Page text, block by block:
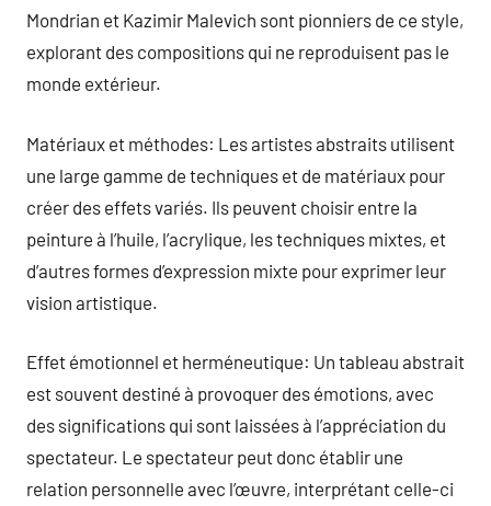
Mondrian et Kazimir Malevich sont pionniers de ce style,
explorant des compositions qui ne reproduisent pas le
monde extérieur.
Matériaux et méthodes: Les artistes abstraits utilisent
une large gamme de techniques et de matériaux pour
créer des effets variés. Ils peuvent choisir entre la
peinture à l’huile, l’acrylique, les techniques mixtes, et
d’autres formes d’expression mixte pour exprimer leur
vision artistique.
Effet émotionnel et herméneutique: Un tableau abstrait
est souvent destiné à provoquer des émotions, avec
des significations qui sont laissées à l’appréciation du
spectateur. Le spectateur peut donc établir une
relation personnelle avec l’œuvre, interprétant celle-ci